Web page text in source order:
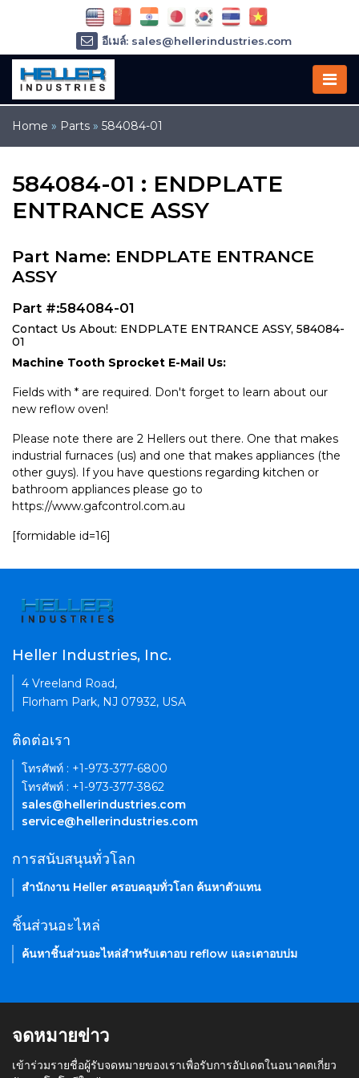
Home » Parts » 584084-01
584084-01 : ENDPLATE
ENTRANCE ASSY
Part Name: ENDPLATE ENTRANCE
ASSY
Part #:584084-01
Contact Us About: ENDPLATE ENTRANCE ASSY, 584084-
01
Machine Tooth Sprocket E-Mail Us:
Fields with * are required. Don't forget to learn about our
new reflow oven!
Please note there are 2 Hellers out there. One that makes
industrial furnaces (us) and one that makes appliances (the
other guys). If you have questions regarding kitchen or
bathroom appliances please go to
https://www.gafcontrol.com.au
[formidable id=16]
อีเมล์: sales@hellerindustries.com
อีเมล์: service@hellerindustries.com
โทรศัพท์ :
Heller Industries, Inc.
4 Vreeland Road,
Florham Park, NJ 07932, USA
ติดต่อเรา
โทรศัพท์ : +1-973-377-6800
โทรศัพท์ : +1-973-377-3862
sales@hellerindustries.com
service@hellerindustries.com
การสนับสนุนทั่วโลก
สำนักงาน Heller ครอบคลุมทั่วโลก ค้นหาตัวแทน
ชิ้นส่วนอะไหล่
ค้นหาชิ้นส่วนอะไหล่สำหรับเตาอบ reflow และเตาอบบ่ม
จดหมายข่าว
เข้าร่วมรายชื่อผู้รับจดหมายของเราเพื่อรับการอัปเดตในอนาคตเกี่ยว